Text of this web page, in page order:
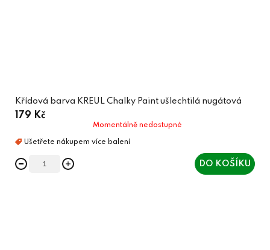
Křídová barva KREUL Chalky Paint ušlechtilá nugátová
179 Kč
Momentálně nedostupné
DO KOŠÍKU